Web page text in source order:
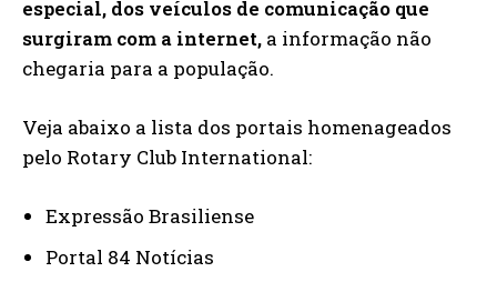
especial, dos veículos de comunicação que
surgiram com a internet, a informação não
chegaria para a população.
Veja abaixo a lista dos portais homenageados
pelo Rotary Club International:
Expressão Brasiliense
Portal 84 Notícias